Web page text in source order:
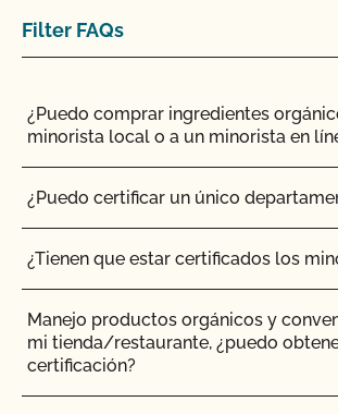
¿Tienen que ser orgánicos mis
¿Certifica el CCOF los productos de
¿Ofrece el CCOF la Certificación de
¿Cómo se certifican como orgánicos
hidropónicos y en contenedor?
¿Cómo puedo encontrar un
certificado?
orgánico?
instalaciones?
¿Cómo afectan el agua y la sal al
producto?
Soy exportador, ¿cómo solicito un
de importación?
Soy importador, ¿cómo solicito un
de importación?
Filter FAQs
¿Puedo comprar ingredientes
minorista local o a un minorista en
¿Puedo certificar un único
¿Tienen que estar certificados los
Manejo productos orgánicos y
mi tienda/restaurante, ¿puedo
certificación?